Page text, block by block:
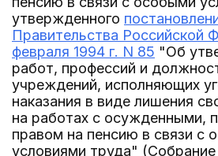
утвержденного
Правительства Российской
февраля 1994 г. N 85 "Об
работ, профессий и
учреждений, исполняющих
наказания в виде лишения
на работах с осужденными,
правом на пенсию в связи с
условиями труда" (Собрание